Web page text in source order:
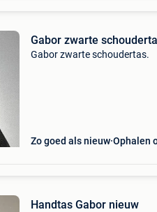
Gabor zwarte
Gabor zwarte schoudertas.
Zo goed als nieuw Ophalen
Handtas Gabor nieuw